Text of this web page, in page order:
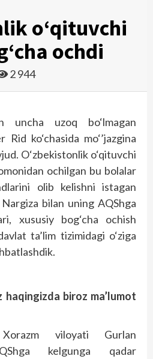
o‘qituvchi
ochdi
2 944
uncha uzoq bo‘lmagan
ko‘chasida mo‘’jazgina
O‘zbekistonlik o‘qituvchi
ochilgan bu bolalar
olib kelishni istagan
bilan uning AQShga
xususiy bog‘cha ochish
ta’lim tizimidagi o‘ziga
hbatlashdik.
haqingizda biroz ma’lumot
viloyati Gurlan
kelgunga qadar